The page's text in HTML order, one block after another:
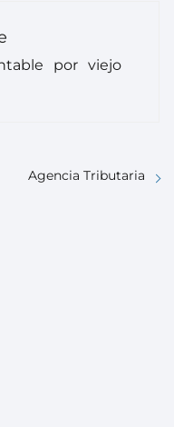
por viejo
Agencia Tributaria